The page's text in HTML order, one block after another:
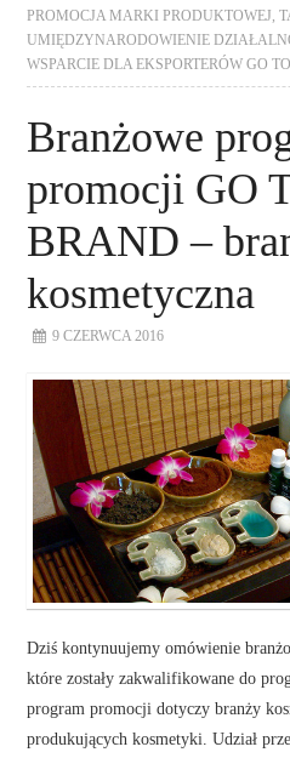
PROMOCJA MARKI PRODUKTOWEJ ,
UMIĘDZYNARODOWIENIE
WSPARCIE DLA EKSPORTERÓW GO
Branżowe
promocji GO
BRAND –
kosmetyczna
9 CZERWCA 2016
Dziś kontynuujemy omówienie
które zostały zakwalifikowane do
program promocji dotyczy branży
produkujących kosmetyki. Udział